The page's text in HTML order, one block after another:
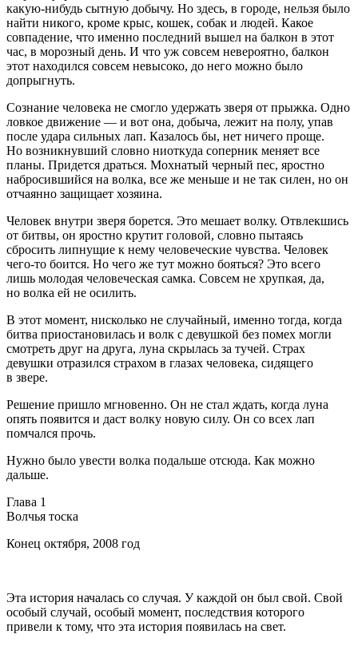
какую-нибудь сытную добычу. Но здесь, в городе, нельзя было
найти никого, кроме крыс, кошек, собак и людей. Какое
совпадение, что именно последний вышел на балкон в этот
час, в морозный день. И что уж совсем невероятно, балкон
этот находился совсем невысоко, до него можно было
допрыгнуть.
Сознание человека не смогло удержать зверя от прыжка. Одно
ловкое движение — и вот она, добыча, лежит на полу, упав
после удара сильных лап. Казалось бы, нет ничего проще.
Но возникнувший словно ниоткуда соперник меняет все
планы. Придется драться. Мохнатый черный пес, яростно
набросившийся на волка, все же меньше и не так силен, но он
отчаянно защищает хозяина.
Человек внутри зверя борется. Это мешает волку. Отвлекшись
от битвы, он яростно крутит головой, словно пытаясь
сбросить липнущие к нему человеческие чувства. Человек
чего-то боится. Но чего же тут можно бояться? Это всего
лишь молодая человеческая самка. Совсем не хрупкая, да,
но волка ей не осилить.
В этот момент, нисколько не случайный, именно тогда, когда
битва приостановилась и волк с девушкой без помех могли
смотреть друг на друга, луна скрылась за тучей. Страх
девушки отразился страхом в глазах человека, сидящего
в звере.
Решение пришло мгновенно. Он не стал ждать, когда луна
опять появится и даст волку новую силу. Он со всех лап
помчался прочь.
Нужно было увести волка подальше отсюда. Как можно
дальше.
Глава 1
Волчья тоска
Конец октября, 2008 год
Эта история началась со случая. У каждой он был свой. Свой
особый случай, особый момент, последствия которого
привели к тому, что эта история появилась на свет.